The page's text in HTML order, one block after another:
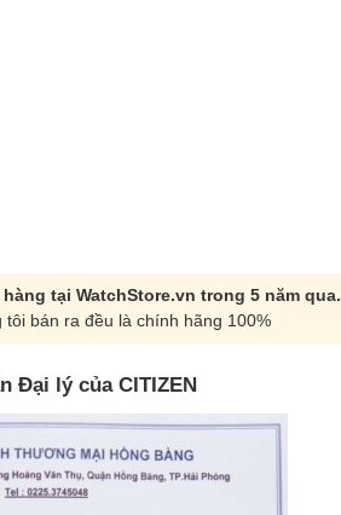
tại WatchStore.vn trong 5 năm qua.
bán ra đều là chính hãng 100%
Đại lý của CITIZEN